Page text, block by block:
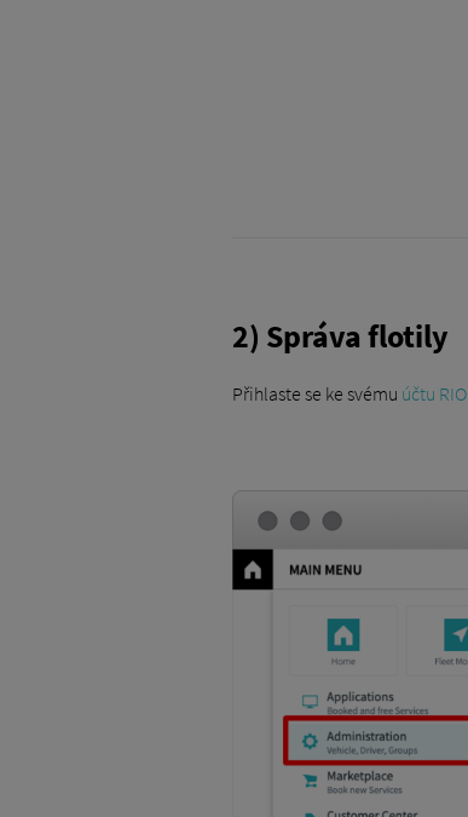
2) Správa flotily
Přihlaste se ke svému účtu RIO